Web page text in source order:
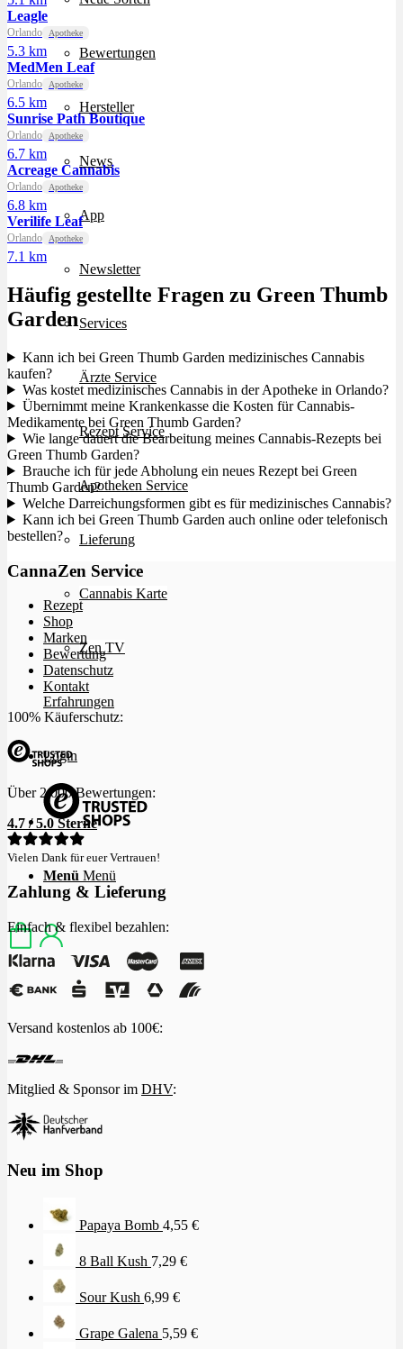
Bewertungen
Hersteller
News
App
Newsletter
Services
Ärzte Service
Rezept Service
Apotheken Service
Lieferung
Cannabis Karte
Zen TV
Erfahrungen
Login
Menü Menü
Leagle
Orlando Apotheke
5.3 km
MedMen Leaf
Orlando Apotheke
6.5 km
Sunrise Path Boutique
Orlando Apotheke
6.7 km
Acreage Cannabis
Orlando Apotheke
6.8 km
Verilife Leaf
Orlando Apotheke
7.1 km
Häufig gestellte Fragen zu Green Thumb
Garden
Kann ich bei Green Thumb Garden medizinisches Cannabis
kaufen?
Was kostet medizinisches Cannabis in der Apotheke in Orlando?
Übernimmt meine Krankenkasse die Kosten für Cannabis-
Medikamente bei Green Thumb Garden?
Wie lange dauert die Bearbeitung meines Cannabis-Rezepts bei
Green Thumb Garden?
Brauche ich für jede Abholung ein neues Rezept bei Green
Thumb Garden?
Welche Darreichungsformen gibt es für medizinisches Cannabis?
Kann ich bei Green Thumb Garden auch online oder telefonisch
bestellen?
CannaZen Service
Rezept
Shop
Marken
Bewertung
Datenschutz
Kontakt
100% Käuferschutz:
Über 2.000 Bewertungen:
4.7 / 5.0 Sterne
Vielen Dank für euer Vertrauen!
Zahlung & Lieferung
Einfach & flexibel bezahlen:
Versand kostenlos ab 100€:
Mitglied & Sponsor im DHV:
Neu im Shop
Papaya Bomb 4,55 €
8 Ball Kush 7,29 €
Sour Kush 6,99 €
Grape Galena 5,59 €